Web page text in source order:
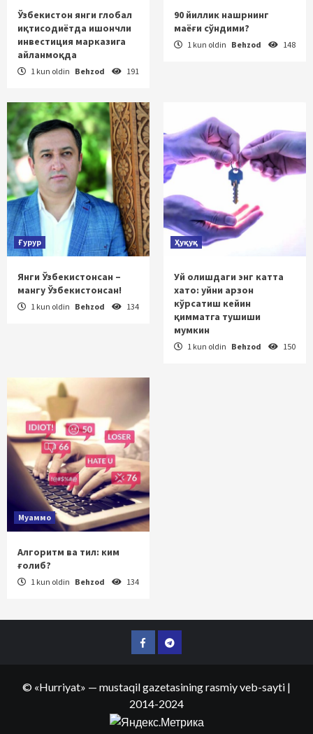
Ўзбекистон янги глобал
иқтисодиётда ишончли
инвестиция марказига
айланмоқда
1 kun oldin Behzod 191
90 йиллик нашрнинг
маёғи сўндими?
1 kun oldin Behzod 148
Ғурур
Янги Ўзбекистонсан –
мангу Ўзбекистонсан!
1 kun oldin Behzod 134
Ҳуқуқ
Уй олишдаги энг катта
хато: уйни арзон
кўрсатиш кейин
қимматга тушиши
мумкин
1 kun oldin Behzod 150
Муаммо
Алгоритм ва тил: ким
ғолиб?
1 kun oldin Behzod 134
FacebookTelegram
© «Hurriyat» — mustaqil gazetasining rasmiy veb-sayti |
2014-2024